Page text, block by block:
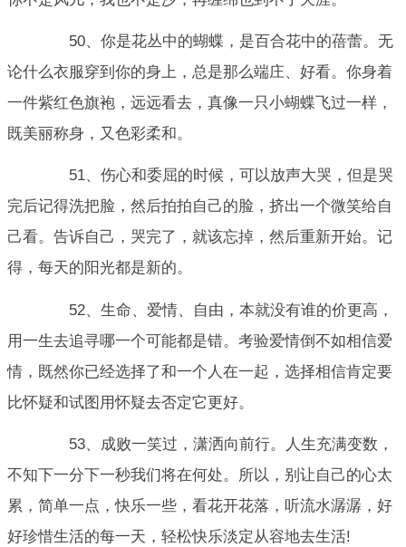
50、你是花丛中的蝴蝶，是百合花中的蓓蕾。无
论什么衣服穿到你的身上，总是那么端庄、好看。你身着
一件紫红色旗袍，远远看去，真像一只小蝴蝶飞过一样，
既美丽称身，又色彩柔和。
51、伤心和委屈的时候，可以放声大哭，但是哭
完后记得洗把脸，然后拍拍自己的脸，挤出一个微笑给自
己看。告诉自己，哭完了，就该忘掉，然后重新开始。记
得，每天的阳光都是新的。
52、生命、爱情、自由，本就没有谁的价更高，
用一生去追寻哪一个可能都是错。考验爱情倒不如相信爱
情，既然你已经选择了和一个人在一起，选择相信肯定要
比怀疑和试图用怀疑去否定它更好。
53、成败一笑过，潇洒向前行。人生充满变数，
不知下一分下一秒我们将在何处。所以，别让自己的心太
累，简单一点，快乐一些，看花开花落，听流水潺潺，好
好珍惜生活的每一天，轻松快乐淡定从容地去生活!